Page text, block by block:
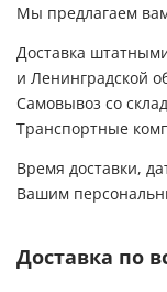
и уже через 2
компании
спасибо и
Мы предлагаем
Доставка
и Ленинградской
Самовывоз со
Транспортные
Время доставки,
Вашим
Доставка по